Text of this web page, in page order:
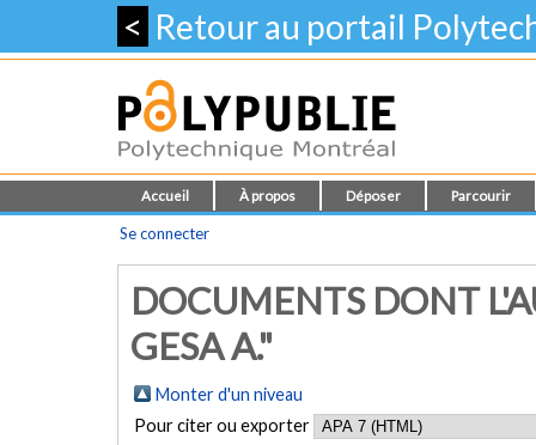
< Retour au portail
Accueil À propos Déposer Parcourir
Se connecter
DOCUMENTS DONT
GESA A."
Monter d'un niveau
Pour citer ou exporter